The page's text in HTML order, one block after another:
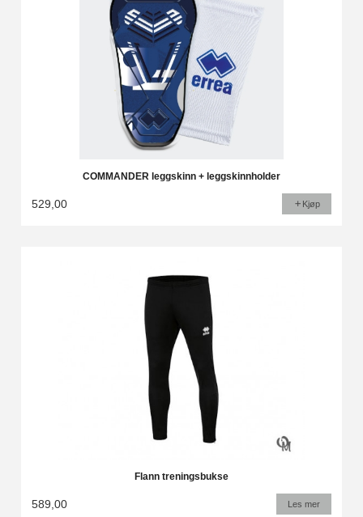
COMMANDER leggskinn + leggskinnholder
529,00 Kjøp
Flann treningsbukse
589,00 Les mer